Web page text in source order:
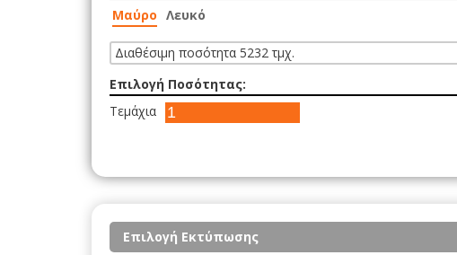
Μαύρο Λευκό
Διαθέσιμη ποσότητα 5232 τμχ.
Επιλογή Ποσότητας:
Τεμάχια
Επιλογή Εκτύπωσης